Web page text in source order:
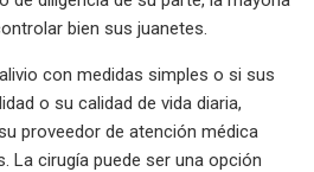
bien sus juanetes.
con medidas simples o si sus
o su calidad de vida diaria,
proveedor de atención médica
La cirugía puede ser una opción